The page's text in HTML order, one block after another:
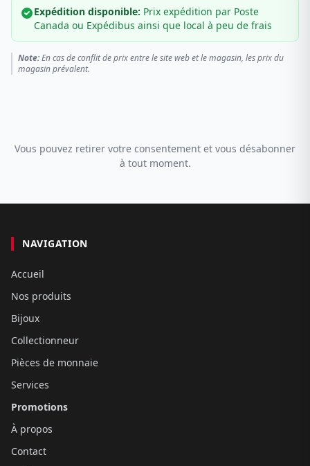
Expédition disponible: Prix expédition par Poste
Canada ou Expédibus ainsi que local à peu de frais
Note:En cas de conflit de prix entre le site web et le magasin, les prix du
magasin prévalent.
Vous pouvez retirer votre consentement et vous désabonner
à tout moment.
NAVIGATION
Accueil
Nos produits
Bijoux
Collectionneur
Pièces de monnaie
Services
Promotions
À propos
Contact